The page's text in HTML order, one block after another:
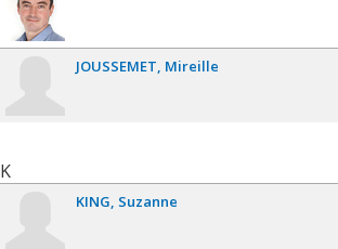
JOUSSEMET Mireille
K
KING Suzanne